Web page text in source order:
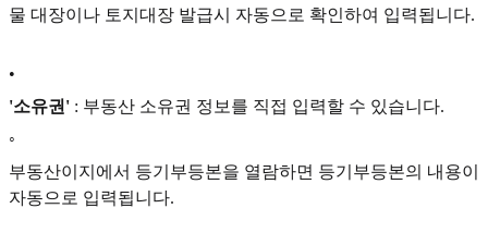
물 대장이나 토지대장 발급시 자동으로 확인하여 입력됩니다.
•
'소유권' : 부동산 소유권 정보를 직접 입력할 수 있습니다.
◦
부동산이지에서 등기부등본을 열람하면 등기부등본의 내용이
자동으로 입력됩니다.